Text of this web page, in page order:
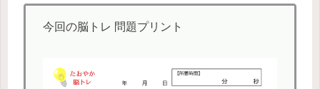
今回の脳トレ 問題プリント